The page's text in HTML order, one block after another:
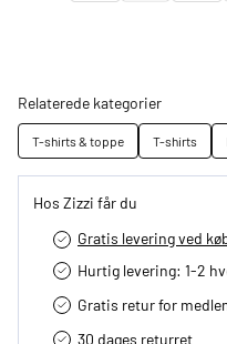
Relaterede kategorier
T-shirts & toppe T-shirts
Hos Zizzi får du
Gratis levering ved
Hurtig levering­: 1-2
Gratis retur for
30 dages returret